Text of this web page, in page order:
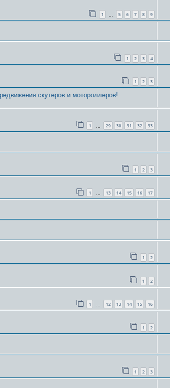
1 5 6 7 8 9
1 2 3 4
1 2 3
скутеров и мотороллеров!
1 29 30 31 32 33
1 2 3
1 13 14 15 16 17
1 2
1 2
1 12 13 14 15 16
1 2
1 2 3